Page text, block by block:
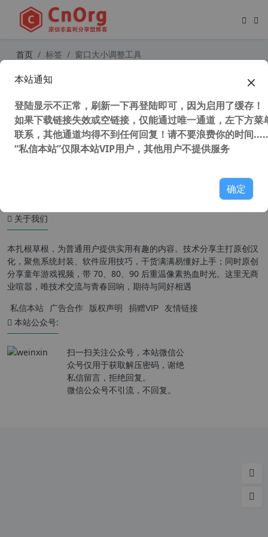
首页 标签 窗口大小调整工具
关于我们
本扎根草根，为普通用户提供实用有趣的内容。技术分享主打原创汉
化，聚焦系统封装、软件应用技巧，干货满满易懂好上手；同时原创
分享童年游戏视频，带 70、80、90 后重温像素热血时光。这里无商
业喧嚣，唯技术交流与青春回响，期待与同好相遇
私信本站 广告合作 版权声明 捐赠VIP 友情链接
本站公众号:
扫一扫关注公众号，本站微信公
众号仅用于获取解压密码，谢绝
私信留言，拒绝回复。
微信公众号不引流，不回复。
本站通知
登陆显示不正常，刷新一下再登陆即可，因为启用了缓存！
如果下载链接失效或空链接，仅能通过唯一通道，左下方菜
联系，其他通道均得不到任何回复！请不要浪费你的时间
“私信本站”仅限本站VIP用户，其他用户不提供服务
确定